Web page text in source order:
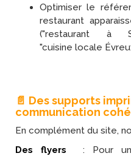
Optimiser le
restaurant
("restaurant à
"cuisine locale
📄 Des supports
communication
En complément du site,
Des flyers
: Pour